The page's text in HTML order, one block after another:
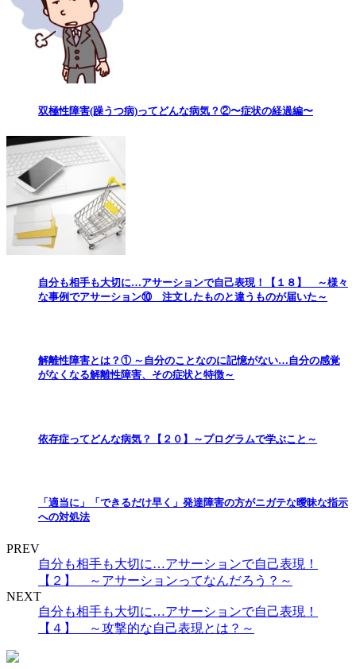
双極性障害(躁うつ病)ってどんな病気？②〜症状の経過編〜
自分も相手も大切に…アサーションで自己表現！【１８】 ～様々
な事例でアサーション⑩ 注文したものと違うものが届いた～
解離性障害とは？① ～自分のことなのに記憶がない…自分の感覚
がなくなる解離性障害、その症状と特徴～
依存症ってどんな病気？【２０】～プログラムで学ぶこと～
「適当に」「できるだけ早く」発達障害の方がニガテな曖昧な指示
への対処法
PREV
自分も相手も大切に…アサーションで自己表現！
【２】 ～アサーションってなんだろう？～
NEXT
自分も相手も大切に…アサーションで自己表現！
【４】 ～攻撃的な自己表現とは？～